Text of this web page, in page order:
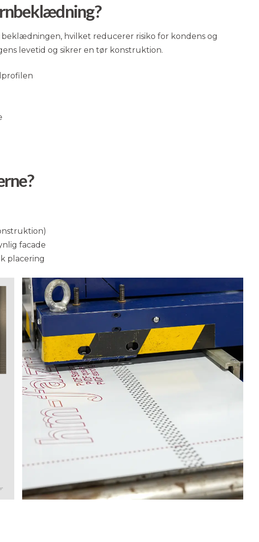
hvilket reducerer risiko for kondens og
levetid og sikrer en tør konstruktion.
facade
placering